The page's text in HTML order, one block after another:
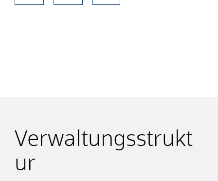
Verwaltungsstrukt
ur